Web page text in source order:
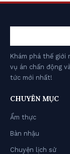
Khám phá thế giới
vụ án chấn động
tức mới nhất!
CHUYÊN MỤC
Ẩm thực
Bàn nhậu
Chuyện lịch sử